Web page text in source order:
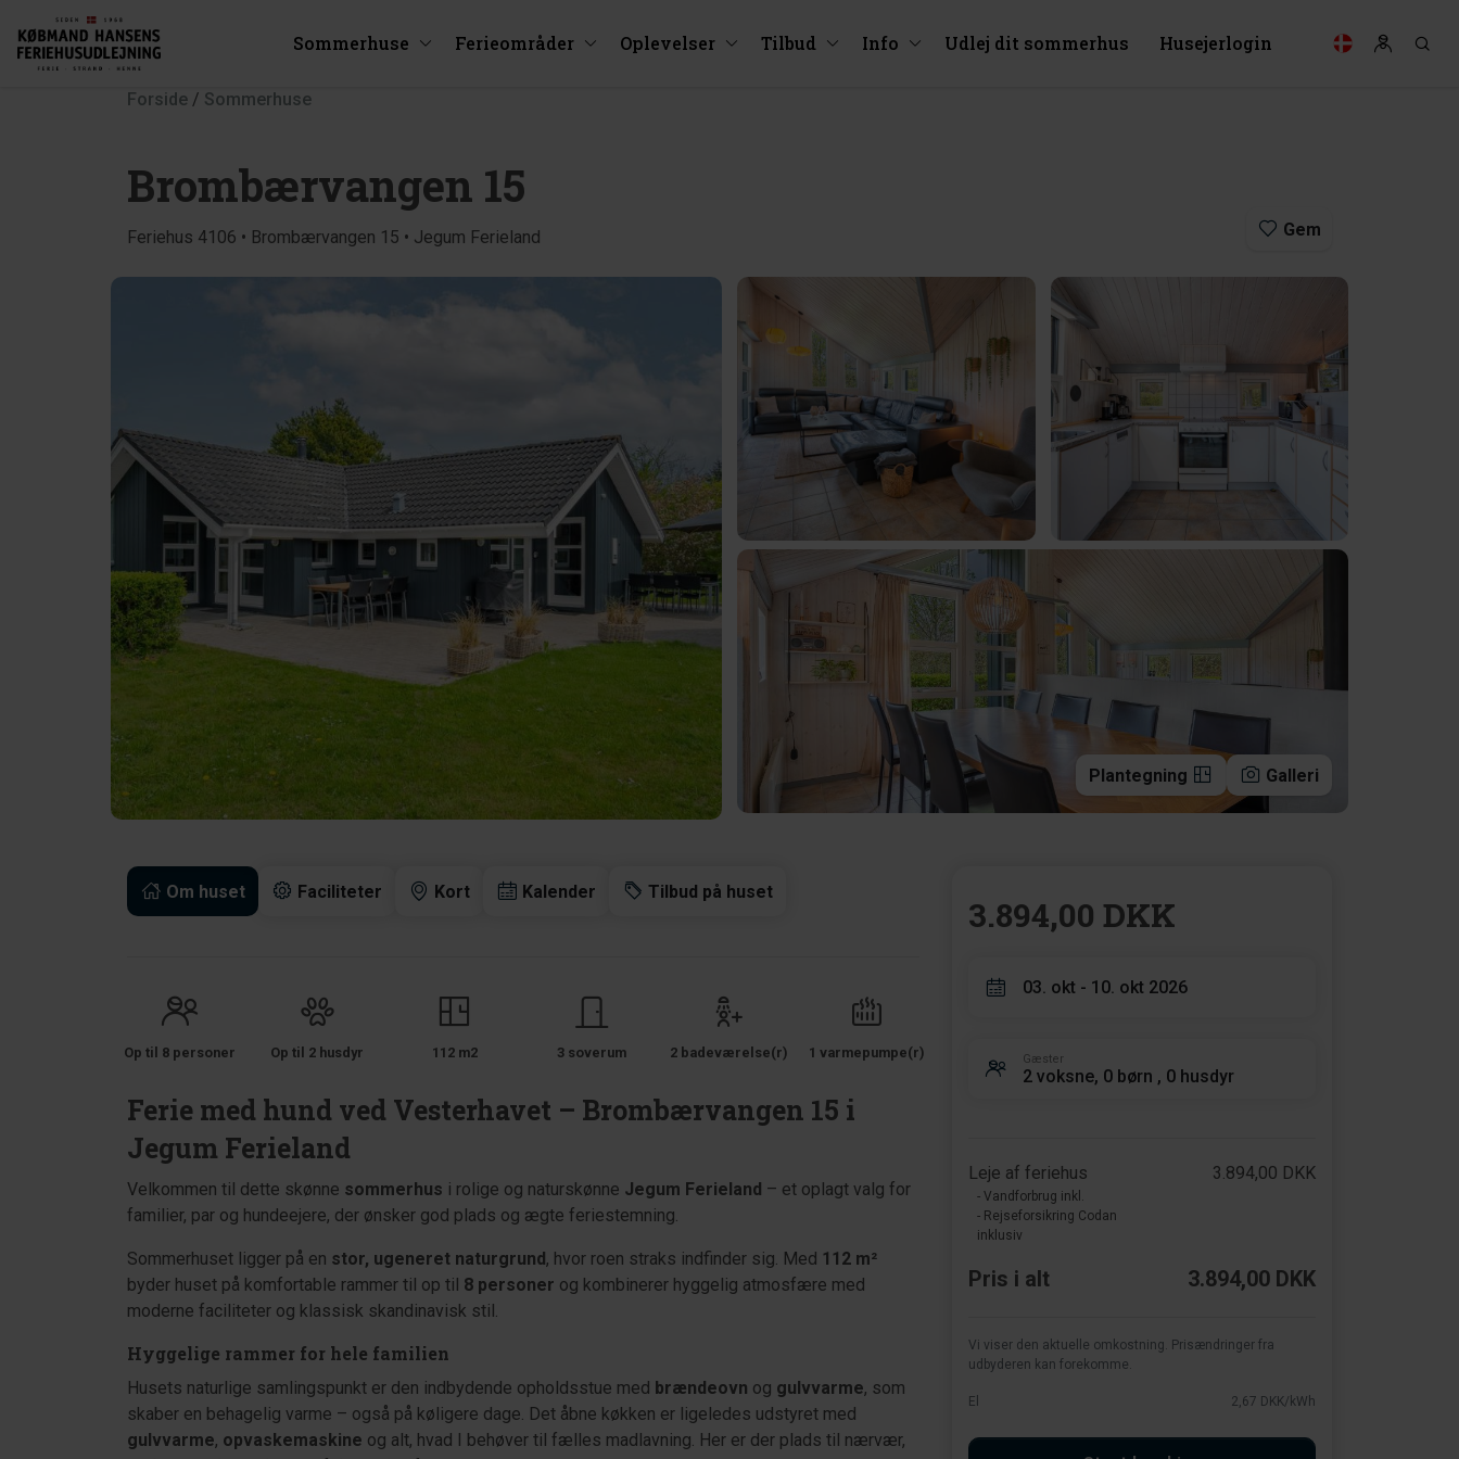
Sommerhuse Ferieområder Oplevelser Tilbud Info Udlej dit sommerhus Husejerlogin
Forside / Sommerhuse
Brombærvangen 15
Feriehus 4106 • Brombærvangen 15 • Jegum Ferieland Gem
Plantegning Galleri
Om huset Faciliteter Kort Kalender Tilbud på huset
Op til 8 personer Op til 2 husdyr 112 m2 3 soverum 2 badeværelse(r) 1 varmepumpe(r)
Ferie med hund ved Vesterhavet – Brombærvangen 15 i
Jegum Ferieland
Velkommen til dette skønne sommerhus i rolige og naturskønne Jegum Ferieland – et oplagt valg for
familier, par og hundeejere, der ønsker god plads og ægte feriestemning.
Sommerhuset ligger på en stor, ugeneret naturgrund, hvor roen straks indfinder sig. Med 112 m²
byder huset på komfortable rammer til op til 8 personer og kombinerer hyggelig atmosfære med
moderne faciliteter og klassisk skandinavisk stil.
Hyggelige rammer for hele familien
Husets naturlige samlingspunkt er den indbydende opholdsstue med brændeovn og gulvvarme, som
skaber en behagelig varme – også på køligere dage. Det åbne køkken er ligeledes udstyret med
gulvvarme, opvaskemaskine og alt, hvad I behøver til fælles madlavning. Her er der plads til nærvær,
3.894,00 DKK
03. okt - 10. okt 2026
Gæster
2 voksne, 0 børn , 0 husdyr
Leje af feriehus
- Vandforbrug inkl.
- Rejseforsikring Codan
inklusiv
3.894,00 DKK
Pris i alt 3.894,00 DKK
Vi viser den aktuelle omkostning. Prisændringer fra
udbyderen kan forekomme.
El 2,67 DKK/kWh